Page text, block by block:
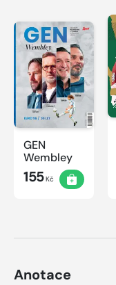
GEN
Wembley
155Kč
Anotace